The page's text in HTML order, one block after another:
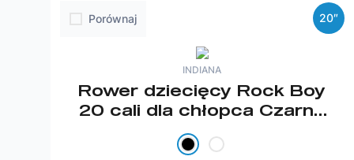
Porównaj
INDIANA
Rower dziecięcy Rock Boy
20 cali dla chłopca Czarno
żółty 2026
20″